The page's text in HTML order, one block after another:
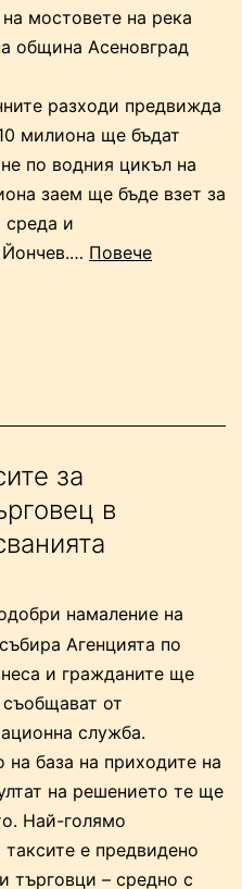
мостовете на река
община Асеновград
разходи предвижда
милиона ще бъдат
по водния цикъл на
заем ще бъде взет за
среда и
Повече“В
за
в
намаление на
Агенцията по
и гражданите ще
съобщават от
служба.
на база на приходите на
на решението те ще
Най-голямо
е предвидено
търговци – средно с